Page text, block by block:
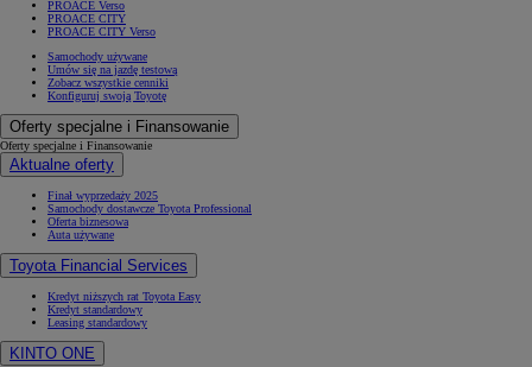
PROACE Verso
PROACE CITY
PROACE CITY Verso
Samochody używane
Umów się na jazdę testową
Zobacz wszystkie cenniki
Konfiguruj swoją Toyotę
Oferty specjalne i Finansowanie
Oferty specjalne i Finansowanie
Aktualne oferty
Finał wyprzedaży 2025
Samochody dostawcze Toyota Professional
Oferta biznesowa
Auta używane
Toyota Financial Services
Kredyt niższych rat Toyota Easy
Kredyt standardowy
Leasing standardowy
KINTO ONE